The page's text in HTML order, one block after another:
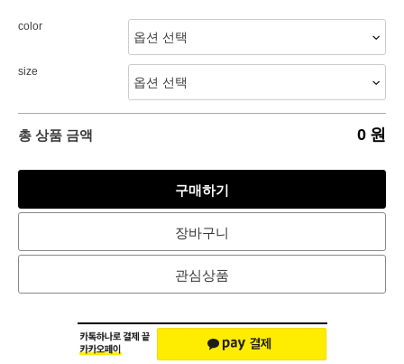
color
size
총 상품 금액 0 원
구매하기
장바구니
관심상품